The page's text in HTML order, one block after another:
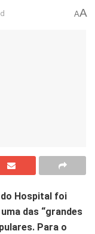
AA
do Hospital foi
das “grandes
Para o